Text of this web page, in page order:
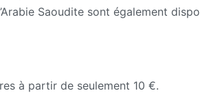
Saoudite sont également
à partir de seulement 10 €.